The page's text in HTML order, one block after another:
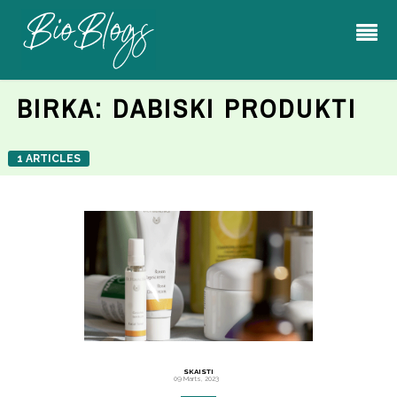
BIRKA: DABISKI PRODUKTI
1 ARTICLES
SKAISTI
09 Marts, 2023